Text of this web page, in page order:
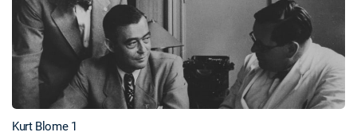
Kurt Blome 1